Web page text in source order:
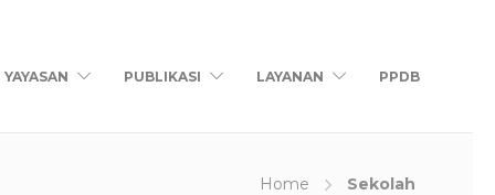
YAYASAN PUBLIKASI LAYANAN PPDB
Home Sekolah